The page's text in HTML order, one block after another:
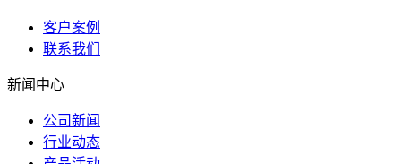
客户案例
联系我们
新闻中心
公司新闻
行业动态